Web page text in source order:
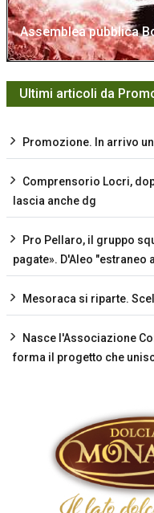
Assemblea pubblica
Ultimi articoli da
Promozione. In arrivo
Comprensorio Locri,
lascia anche dg
Pro Pellaro, il gruppo
pagate». D'Aleo
Mesoraca si riparte.
Nasce l'Associazione
forma il progetto che